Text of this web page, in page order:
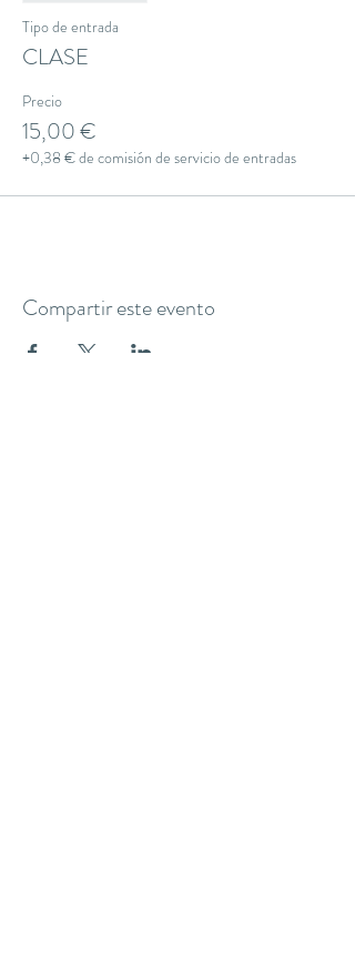
Tipo de entrada
CLASE
Precio
15,00 €
+0,38 € de comisión de servicio de entradas
Compartir este evento